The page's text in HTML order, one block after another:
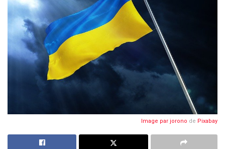
Image par jorono de Pixabay